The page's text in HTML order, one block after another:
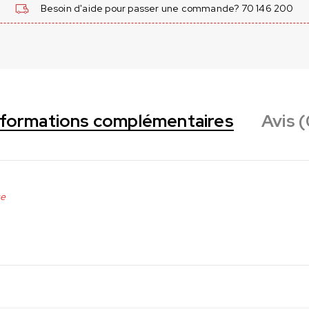
Besoin d'aide pour passer une commande? 70 146 200
complémentaires Avis